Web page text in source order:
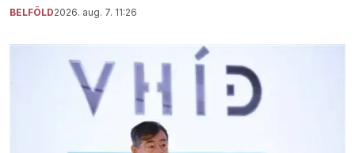
BELFÖLD2026. aug. 7. 11:26